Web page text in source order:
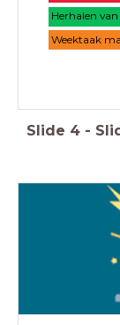
Herhalen van
Weektaak
Slide 4 -